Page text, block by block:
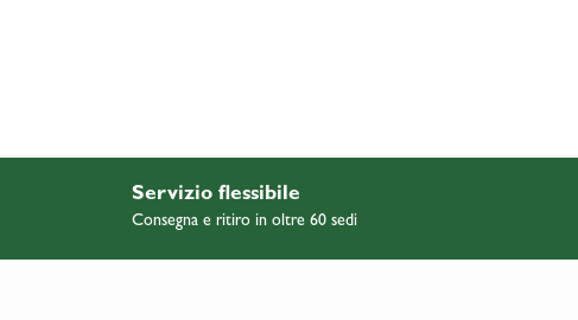
Servizio flessibile
Consegna e ritiro in oltre 60 sedi